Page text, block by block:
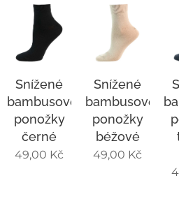
Snížené
bambusové
ponožky
černé
49,00 Kč
Snížené
bambusové
ponožky
béžové
49,00 Kč